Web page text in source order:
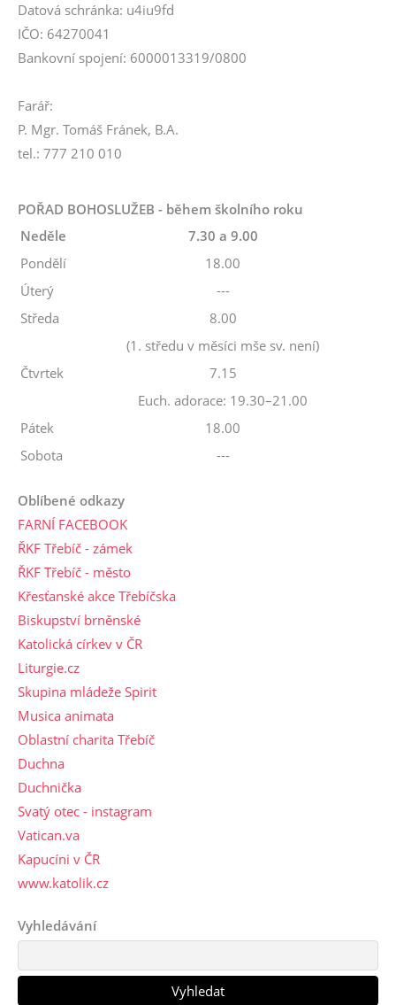
Datová schránka: u4iu9fd
IČO: 64270041
Bankovní spojení: 6000013319/0800
Farář:
P. Mgr. Tomáš Fránek, B.A.
tel.: 777 210 010
POŘAD BOHOSLUŽEB - během školního roku
Neděle
7.30 a 9.00
Pondělí
18.00
Úterý
---
Středa
8.00
(1. středu v měsíci mše sv. není)
Čtvrtek
7.15
Euch. adorace: 19.30–21.00
Pátek
18.00
Sobota
---
Oblíbené odkazy
FARNÍ FACEBOOK
ŘKF Třebíč - zámek
ŘKF Třebíč - město
Křesťanské akce Třebíčska
Biskupství brněnské
Katolická církev v ČR
Liturgie.cz
Skupina mládeže Spirit
Musica animata
Oblastní charita Třebíč
Duchna
Duchnička
Svatý otec - instagram
Vatican.va
Kapucíni v ČR
www.katolik.cz
Vyhledávání